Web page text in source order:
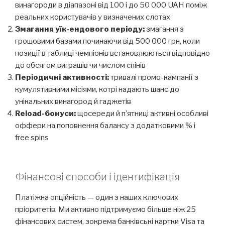
винагороди в діапазоні від 100 і до 50 000 UAH поміж
реальних користувачів у визначених слотах
Змагання уїк-ендового періоду:змагання з
грошовими базами починаючи від 500 000 грн, коли
позиції в таблиці чемпіонів встановлюються відповідно
до обсягом виграшів чи числом спінів
Періодичні активності:тривалі промо-кампанії з
кумулятивними місіями, котрі надають шанс до
унікальних винагород й гаджетів
Reload-бонуси:щосереди й п’ятниці активні особливі
оффери на поповнення балансу з додатковими % і
free spins
Фінансові способи і ідентифікація
Платіжна опційність — один з наших ключових
пріоритетів. Ми активно підтримуємо більше ніж 25
фінансових систем, зокрема банківські картки Visa та